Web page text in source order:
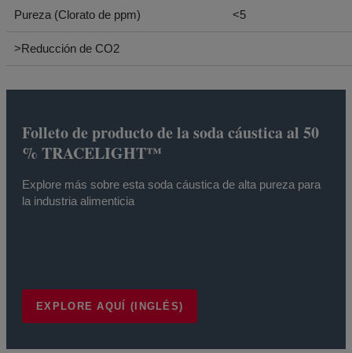
Pureza (Clorato de ppm) <5
>Reducción de CO2
Folleto de producto de la soda cáustica al 50
% TRACELIGHT™
Explore más sobre esta soda cáustica de alta pureza para
la industria alimenticia
EXPLORE AQUÍ (INGLÉS)